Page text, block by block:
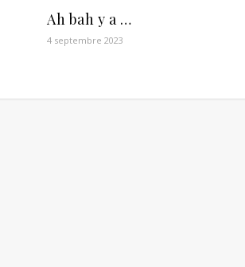
Ah bah y a …
4 septembre 2023